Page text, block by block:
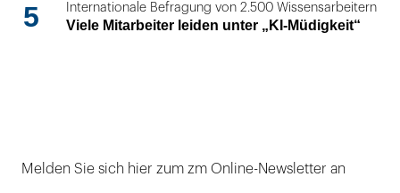
5 Internationale Befragung von 2.500 Wissensarbeitern
Viele Mitarbeiter leiden unter „KI-Müdigkeit“
Melden Sie sich hier zum zm Online-Newsletter an